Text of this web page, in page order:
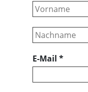
E-Mail *